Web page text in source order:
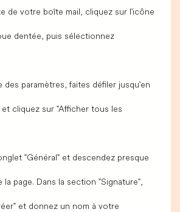
de votre boîte mail, cliquez sur l'icône
dentée, puis sélectionnez
des paramètres, faites défiler jusqu'en
et cliquez sur "Afficher tous les
"Général" et descendez presque
la page. Dans la section "Signature",
et donnez un nom à votre